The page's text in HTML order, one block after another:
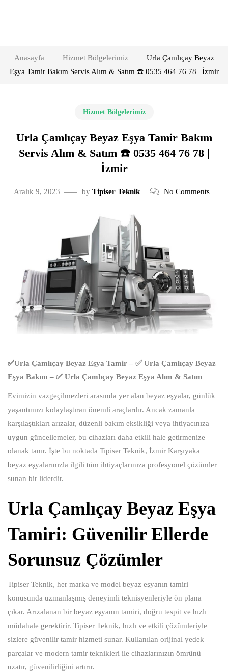
Anasayfa Hizmet Bölgelerimiz
Urla Çamlıçay Beyaz
Eşya Tamir Bakım Servis Alım & Satım ☎️ 0535 464 76 78 | İzmir
Hizmet Bölgelerimiz
Urla Çamlıçay Beyaz Eşya Tamir Bakım
Servis Alım & Satım ☎️ 0535 464 76 78 |
İzmir
Aralık 9, 2023 by Tipiser Teknik No Comments
✅Urla Çamlıçay Beyaz Eşya Tamir – ✅ Urla Çamlıçay Beyaz
Eşya Bakım – ✅ Urla Çamlıçay Beyaz Eşya Alım & Satım
Evimizin vazgeçilmezleri arasında yer alan beyaz eşyalar, günlük
yaşantımızı kolaylaştıran önemli araçlardır. Ancak zamanla
karşılaştıkları arızalar, düzenli bakım eksikliği veya ihtiyacınıza
uygun güncellemeler, bu cihazları daha etkili hale getirmenize
olanak tanır. İşte bu noktada Tipiser Teknik, İzmir Karşıyaka
beyaz eşyalarınızla ilgili tüm ihtiyaçlarınıza profesyonel çözümler
sunan bir liderdir.
Urla Çamlıçay Beyaz Eşya
Tamiri: Güvenilir Ellerde
Sorunsuz Çözümler
Tipiser Teknik, her marka ve model beyaz eşyanın tamiri
konusunda uzmanlaşmış deneyimli teknisyenleriyle ön plana
çıkar. Arızalanan bir beyaz eşyanın tamiri, doğru tespit ve hızlı
müdahale gerektirir. Tipiser Teknik, hızlı ve etkili çözümleriyle
sizlere güvenilir tamir hizmeti sunar. Kullanılan orijinal yedek
parçalar ve modern tamir teknikleri ile cihazlarınızın ömrünü
uzatır, güvenilirliğini artırır.